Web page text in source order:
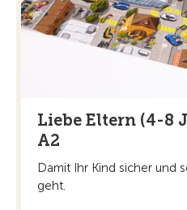
Liebe Eltern (4-8
A2
Damit Ihr Kind sicher und
geht.